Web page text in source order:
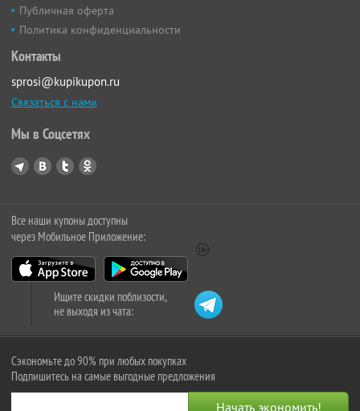
Публичная оферта
Политика конфиденциальности
Контакты
sprosi@kupikupon.ru
Связаться с нами
Мы в Соцсетях
Все наши купоны доступны
через Мобильное Приложение:
Ищите скидки поблизости,
не выходя из чата:
Сэкономьте до 90% при любых покупках
Подпишитесь на самые выгодные предложения